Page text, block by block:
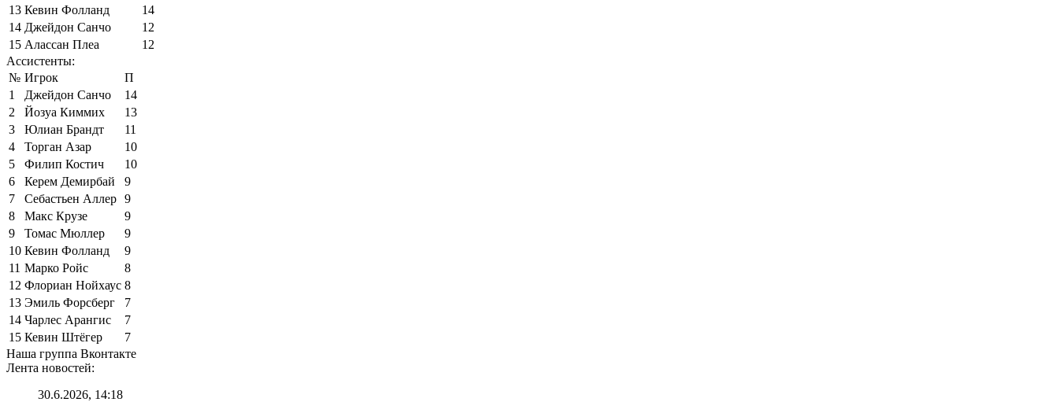
13 Кевин Фолланд
14
14 Джейдон Санчо
12
15 Алассан Плеа
12
Ассистенты:
№ Игрок
П
1
Джейдон Санчо
14
2
Йозуа Киммих
13
3
Юлиан Брандт
11
4
Торган Азар
10
5
Филип Костич
10
6
Керем Демирбай
9
7
Себастьен Аллер 9
8
Макс Крузе
9
9
Томас Мюллер
9
10 Кевин Фолланд
9
11 Марко Ройс
8
12 Флориан Нойхаус 8
13 Эмиль Форсберг
7
14 Чарлес Арангис
7
15 Кевин Штёгер
7
Наша группа Вконтакте
Лента новостей:
30.6.2026, 14:18